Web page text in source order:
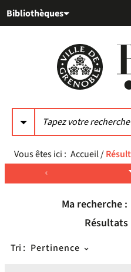
au
auBibliothèques
Vous êtes ici : Accueil/
Ma recherche :
Résultats
Tri : Pertinence